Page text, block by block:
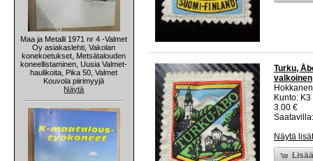
Maa ja Metalli 1971 nr 4 -Valmet
Oy asiakaslehti, Vakolan
konekoetukset, Metsätalouden
koneellistaminen, Uusia Valmet-
haulikoita, Pika 50, Valmet
Kouvola piirimyyjä
Näytä
Turku,
valkoinen
Kunto:
3.00 €
Näytä